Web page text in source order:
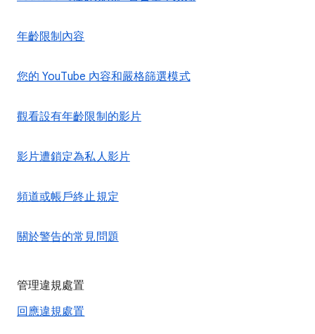
年齡限制內容
您的 YouTube 內容和嚴格篩選模式
觀看設有年齡限制的影片
影片遭鎖定為私人影片
頻道或帳戶終止規定
關於警告的常見問題
管理違規處置
回應違規處置